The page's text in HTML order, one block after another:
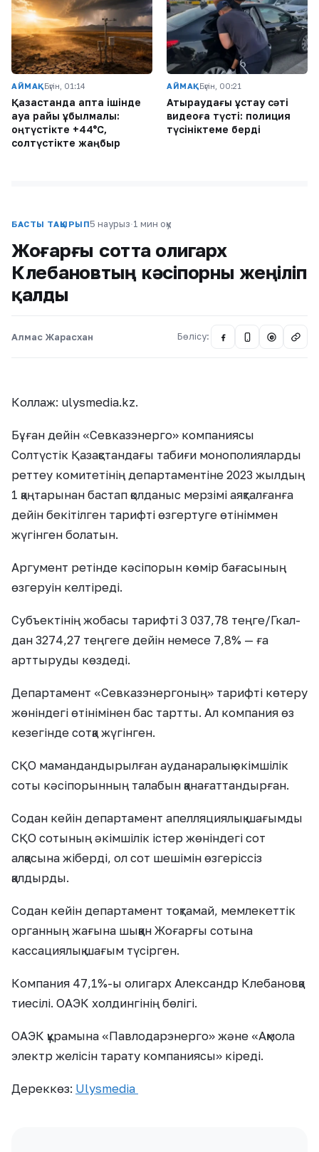
АЙМАҚБүгін, 01:14
Қазақстанда апта ішінде
ауа райы құбылмалы:
оңтүстікте +44°C,
солтүстікте жаңбыр
АЙМАҚБүгін, 00:21
Атыраудағы ұстау сәті
видеоға түсті: полиция
түсініктеме берді
БАСТЫ ТАҚЫРЫП5 наурыз·1 мин оқу
Жоғарғы сотта олигарх
Клебановтың кәсіпорны жеңіліп
қалды
Алмас Жарасхан Бөлісу: @
Коллаж: ulysmedia.kz.
Бұған дейін «Севказэнерго» компаниясы
Солтүстік Қазақстандағы табиғи монополияларды
реттеу комитетінің департаментіне 2023 жылдың
1 қаңтарынан бастап қолданыс мерзімі аяқталғанға
дейін бекітілген тарифті өзгертуге өтініммен
жүгінген болатын.
Аргумент ретінде кәсіпорын көмір бағасының
өзгеруін келтіреді.
Субъектінің жобасы тарифті 3 037,78 теңге/Гкал-
дан 3274,27 теңгеге дейін немесе 7,8% — ға
арттыруды көздеді.
Департамент «Севказэнергоның» тарифті көтеру
жөніндегі өтінімінен бас тартты. Ал компания өз
кезегінде сотқа жүгінген.
СҚО мамандандырылған ауданаралық әкімшілік
соты кәсіпорынның талабын қанағаттандырған.
Содан кейін департамент апелляциялық шағымды
СҚО сотының әкімшілік істер жөніндегі сот
алқасына жіберді, ол сот шешімін өзгеріссіз
қалдырды.
Содан кейін департамент тоқтамай, мемлекеттік
органның жағына шыққан Жоғарғы сотына
кассациялық шағым түсірген.
Компания 47,1%-ы олигарх Александр Клебановқа
тиесілі. ОАЭК холдингінің бөлігі.
ОАЭК құрамына «Павлодарэнерго» және «Ақмола
электр желісін тарату компаниясы» кіреді.
Дереккөз: Ulysmedia